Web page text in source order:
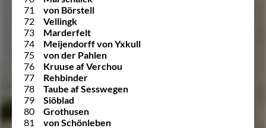
71
von Börstell
72
Vellingk
73
Marderfelt
74
Meijendorff von Yxkull
75
von der Pahlen
76
Kruuse af Verchou
77
Rehbinder
78
Taube af Sesswegen
79
Siöblad
80
Grothusen
81
von Schönleben